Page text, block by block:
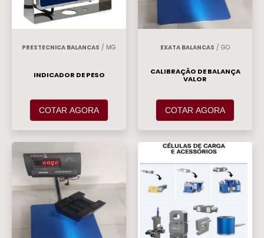
PRESTECNICA BALANCAS / MG
INDICADOR DE PESO
COTAR AGORA
EXATA BALANCAS / GO
CALIBRAÇÃO DE BALANÇA
VALOR
COTAR AGORA